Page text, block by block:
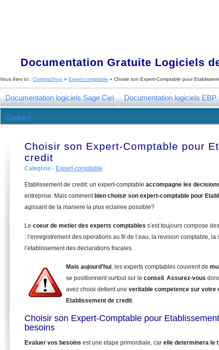
Documentation Gratuite Logiciels
Vous êtes ici : ComptaShop » Expert-comptable » Choisir son Expert-Comptable pour
Documentation logiciels Sage Ciel Documentation logiciels EBP
Contact
Choisir son Expert-Comptable pour
credit
Categorie - Expert-comptable
Etablissement de credit: un expert-comptable accompagne les
entreprise. Mais comment bien choisir son expert-comptable pour
agissant de la maniere la plus eclairee possible?
Le coeur de metier des experts comptables s’est toujours compose
: l’enregistrement des operations au fil de l’eau, la revision comptable, la
l’etablissement des declarations fiscales.
Mais aujourd’hui, les experts comptables couvrent de
se positionnent surtout sur le conseil . Assurez-vous
avez choisi detient une veritable competence sur votre
Etablissement de credit.
Choisir son Expert-Comptable pour
besoins
Evaluer vos besoins est une etape primordiale, car elle determinera le